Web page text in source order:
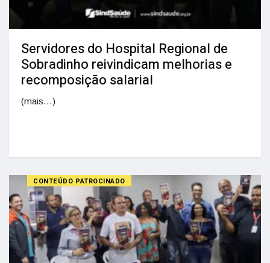
Servidores do Hospital Regional de
Sobradinho reivindicam melhorias e
recomposição salarial
(mais…)
CONTEÚDO PATROCINADO